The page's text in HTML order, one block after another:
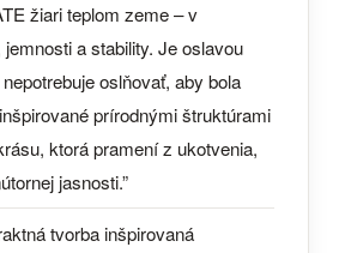
žiari teplom zeme – v
a stability. Je oslavou
oslňovať, aby bola
prírodnými štruktúrami
ktorá pramení z ukotvenia,
jasnosti.”
tvorba inšpirovaná